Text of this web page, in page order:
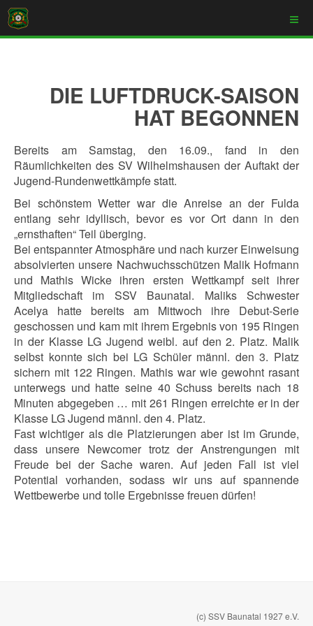
DIE LUFTDRUCK-SAISON
HAT BEGONNEN
Bereits am Samstag, den 16.09., fand in den
Räumlichkeiten des SV Wilhelmshausen der Auftakt der
Jugend-Rundenwettkämpfe statt.
Bei schönstem Wetter war die Anreise an der Fulda
entlang sehr idyllisch, bevor es vor Ort dann in den
„ernsthaften“ Teil überging.
Bei entspannter Atmosphäre und nach kurzer Einweisung
absolvierten unsere Nachwuchsschützen Malik Hofmann
und Mathis Wicke ihren ersten Wettkampf seit ihrer
Mitgliedschaft im SSV Baunatal. Maliks Schwester
Acelya hatte bereits am Mittwoch ihre Debut-Serie
geschossen und kam mit ihrem Ergebnis von 195 Ringen
in der Klasse LG Jugend weibl. auf den 2. Platz. Malik
selbst konnte sich bei LG Schüler männl. den 3. Platz
sichern mit 122 Ringen. Mathis war wie gewohnt rasant
unterwegs und hatte seine 40 Schuss bereits nach 18
Minuten abgegeben … mit 261 Ringen erreichte er in der
Klasse LG Jugend männl. den 4. Platz.
Fast wichtiger als die Platzierungen aber ist im Grunde,
dass unsere Newcomer trotz der Anstrengungen mit
Freude bei der Sache waren. Auf jeden Fall ist viel
Potential vorhanden, sodass wir uns auf spannende
Wettbewerbe und tolle Ergebnisse freuen dürfen!
(c) SSV Baunatal 1927 e.V.